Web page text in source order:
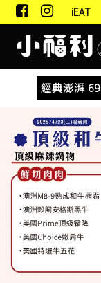
iEAT
經典澎湃